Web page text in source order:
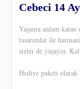
Cebeci 14
Yaşama anlam
tasarımlar ile
sizler de yaşayın.
Hediye paketi olarak